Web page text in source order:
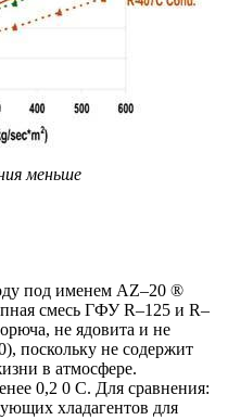
меньше
под именем AZ–20 ®
смесь ГФУ R–125 и R–
не ядовита и не
поскольку не содержит
в атмосфере.
0,2 0 С. Для сравнения:
хладагентов для